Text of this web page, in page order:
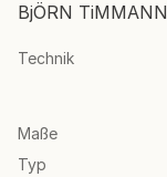
BjÖRN TiMMANN
Technik
Maße
Typ